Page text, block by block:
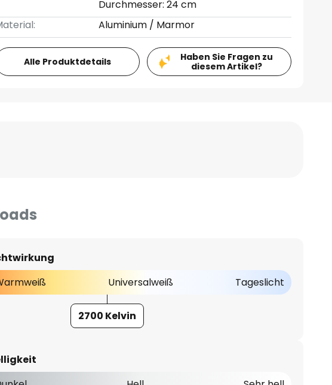
Durchmesser: 24 cm
Aluminium / Marmor
Alle Produktdetails
Haben Sie Fragen zu
diesem Artikel?
Universalweiß Tageslicht
2700 Kelvin